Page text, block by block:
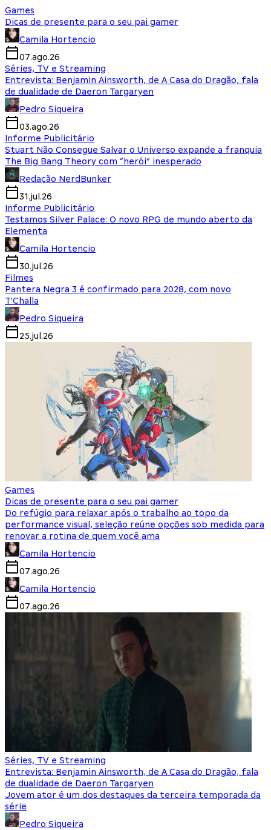
Games
Dicas de presente para o seu pai gamer
Camila Hortencio
07.ago.26
Séries, TV e Streaming
Entrevista: Benjamin Ainsworth, de A Casa do Dragão, fala
de dualidade de Daeron Targaryen
Pedro Siqueira
03.ago.26
Informe Publicitário
Stuart Não Consegue Salvar o Universo expande a franquia
The Big Bang Theory com “herói” inesperado
Redação NerdBunker
31.jul.26
Informe Publicitário
Testamos Silver Palace: O novo RPG de mundo aberto da
Elementa
Camila Hortencio
30.jul.26
Filmes
Pantera Negra 3 é confirmado para 2028, com novo
T'Challa
Pedro Siqueira
25.jul.26
Games
Dicas de presente para o seu pai gamer
Do refúgio para relaxar após o trabalho ao topo da
performance visual, seleção reúne opções sob medida para
renovar a rotina de quem você ama
Camila Hortencio
07.ago.26
Camila Hortencio
07.ago.26
Séries, TV e Streaming
Entrevista: Benjamin Ainsworth, de A Casa do Dragão, fala
de dualidade de Daeron Targaryen
Jovem ator é um dos destaques da terceira temporada da
série
Pedro Siqueira